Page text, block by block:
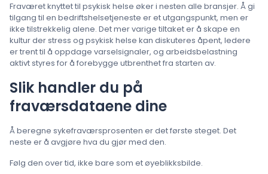
Fraværet knyttet til psykisk helse øker i nesten alle bransjer. Å gi
tilgang til en bedriftshelsetjeneste er et utgangspunkt, men er
ikke tilstrekkelig alene. Det mer varige tiltaket er å skape en
kultur der stress og psykisk helse kan diskuteres åpent, ledere
er trent til å oppdage varselsignaler, og arbeidsbelastning
aktivt styres for å forebygge utbrenthet fra starten av.
Slik handler du på
fraværsdataene dine
Å beregne sykefraværsprosenten er det første steget. Det
neste er å avgjøre hva du gjør med den.
Følg den over tid, ikke bare som et øyeblikksbilde.